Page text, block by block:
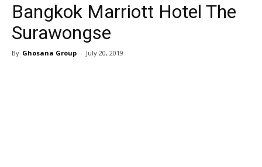
Bangkok Marriott Hotel The
Surawongse
By Ghosana Group - July 20, 2019